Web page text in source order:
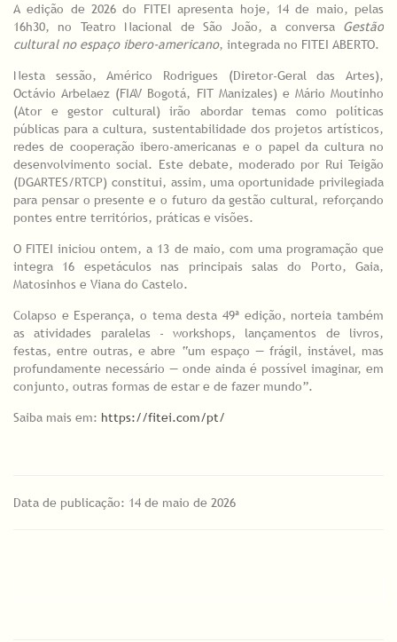
A edição de 2026 do FITEI apresenta hoje, 14 de maio, pelas
16h30, no Teatro Nacional de São João, a conversa Gestão
cultural no espaço ibero-americano, integrada no FITEI ABERTO.
Nesta sessão, Américo Rodrigues (Diretor-Geral das Artes),
Octávio Arbelaez (FIAV Bogotá, FIT Manizales) e Mário Moutinho
(Ator e gestor cultural) irão abordar temas como políticas
públicas para a cultura, sustentabilidade dos projetos artísticos,
redes de cooperação ibero-americanas e o papel da cultura no
desenvolvimento social. Este debate, moderado por Rui Teigão
(DGARTES/RTCP) constitui, assim, uma oportunidade privilegiada
para pensar o presente e o futuro da gestão cultural, reforçando
pontes entre territórios, práticas e visões.
O FITEI iniciou ontem, a 13 de maio, com uma programação que
integra 16 espetáculos nas principais salas do Porto, Gaia,
Matosinhos e Viana do Castelo.
Colapso e Esperança, o tema desta 49ª edição, norteia também
as atividades paralelas - workshops, lançamentos de livros,
festas, entre outras, e abre “um espaço — frágil, instável, mas
profundamente necessário — onde ainda é possível imaginar, em
conjunto, outras formas de estar e de fazer mundo”.
Saiba mais em: https://fitei.com/pt/
Data de publicação: 14 de maio de 2026